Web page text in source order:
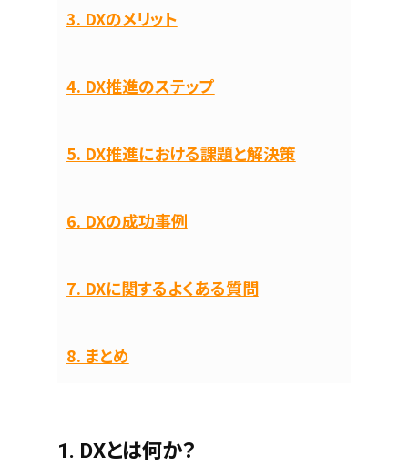
3. DXのメリット
4. DX推進のステップ
5. DX推進における課題と解決策
6. DXの成功事例
7. DXに関するよくある質問
8. まとめ
1. DXとは何か？